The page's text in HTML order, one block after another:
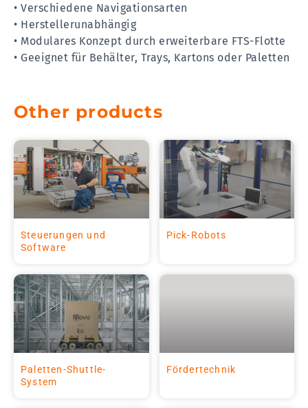
• Verschiedene Navigationsarten
• Herstellerunabhängig
• Modulares Konzept durch erweiterbare FTS-Flotte
• Geeignet für Behälter, Trays, Kartons oder Paletten
Other products
Steuerungen und
Software
Pick-Robots
Paletten-Shuttle-
System
Fördertechnik